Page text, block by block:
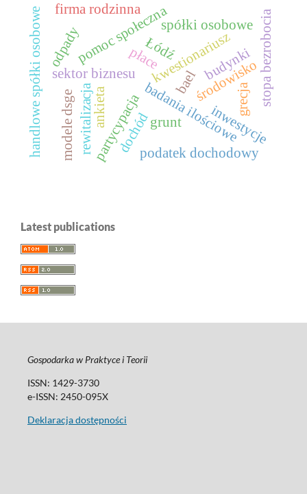
rewitalizacjapartycypacja
sektor biznesu
pomoc społeczna
badania ilościowe
ankieta
kwestionariusz
dochód
bael
spółki osobowe
handlowe spółki osobowe podatek dochodowy
firma rodzinna
środowisko
inwestycje
płace stopa bezrobocia
budynki
grunt
Łódź
odpady
modele dsge grecja
Latest publications
Gospodarka w Praktyce i Teorii
ISSN: 1429-3730
e-ISSN: 2450-095X
Deklaracja dostępności